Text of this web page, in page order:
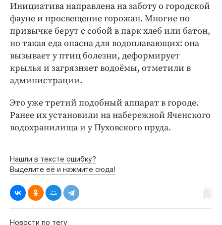
Инициатива направлена на заботу о городской
фауне и просвещение горожан. Многие по
привычке берут с собой в парк хлеб или батон,
но такая еда опасна для водоплавающих: она
вызывает у птиц болезни, деформирует
крылья и загрязняет водоёмы, отметили в
администрации.
Это уже третий подобный аппарат в городе.
Ранее их установили на набережной Яченского
водохранилища и у Пуховского пруда.
Нашли в тексте ошибку?
Выделите её и нажмите сюда!
Новости по тегу